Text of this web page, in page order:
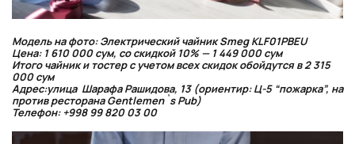
Модель на фото: Электрический чайник Smeg KLF01PBEU
Цена: 1 610 000 сум, со скидкой 10% — 1 449 000 сум
Итого чайник и тостер с учетом всех скидок обойдутся в 2 315
000 сум
Адрес:улица Шарафа Рашидова, 13 (ориентир: Ц-5 “пожарка”, на
против ресторана Gentlemen`s Pub)
Телефон: +998 99 820 03 00